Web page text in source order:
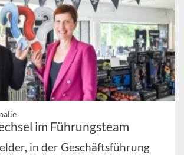
im Führungsteam
in der Geschäftsführung